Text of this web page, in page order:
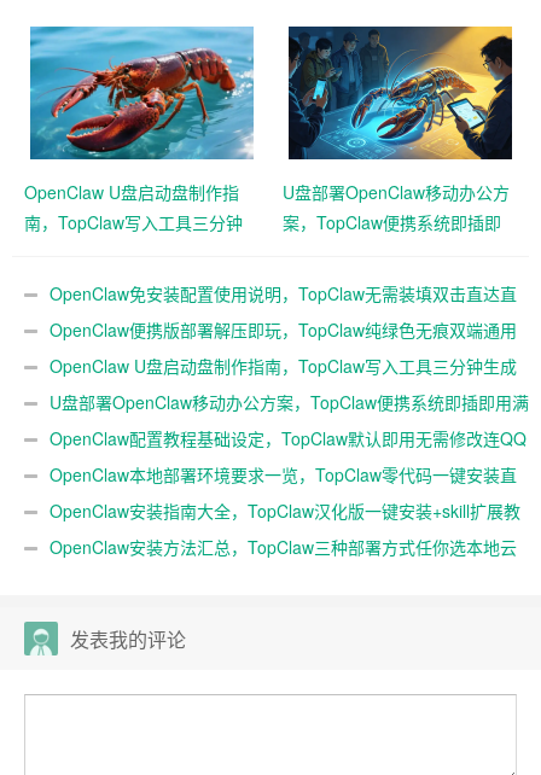
OpenClaw U盘启动盘制作指
南，TopClaw写入工具三分钟
U盘部署OpenClaw移动办公方
案，TopClaw便携系统即插即
OpenClaw免安装配置使用说明，TopClaw无需装填双击直达直
连飞书OpenClaw便携版部署解压即玩，TopClaw纯绿色无痕双端通用
免费满血
OpenClaw U盘启动盘制作指南，TopClaw写入工具三分钟生成
随身AIU盘部署OpenClaw移动办公方案，TopClaw便携系统即插即用满
血开箱OpenClaw配置教程基础设定，TopClaw默认即用无需修改连QQ
微信OpenClaw本地部署环境要求一览，TopClaw零代码一键安装直
连微信教程
OpenClaw安装指南大全，TopClaw汉化版一键安装+skill扩展教
程 OpenClaw安装方法汇总，TopClaw三种部署方式任你选本地云
发表我的评论